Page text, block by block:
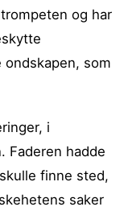
og har
som
i
Faderen hadde
finne sted,
saker